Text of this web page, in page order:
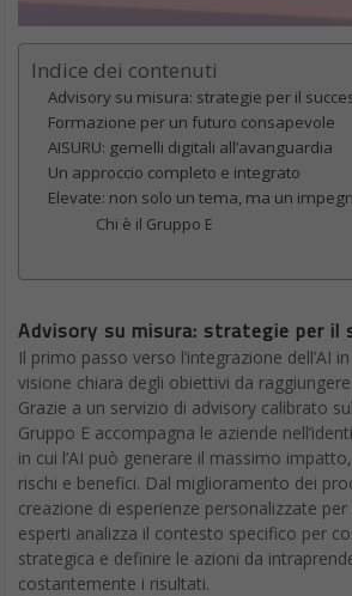
Indice dei contenuti
Advisory su misura: strategie per il
Formazione per un futuro consapevole
AISURU: gemelli digitali all’avanguardia
Un approccio completo e integrato
Elevate: non solo un tema, ma un
Chi è il Gruppo E
Advisory su misura: strategie per il
Il primo passo verso l’integrazione dell’AI
visione chiara degli obiettivi da
Grazie a un servizio di advisory calibrato
Gruppo E accompagna le aziende
in cui l’AI può generare il massimo
rischi e benefici. Dal miglioramento dei
creazione di esperienze personalizzate
esperti analizza il contesto specifico per
strategica e definire le azioni da
costantemente i risultati.